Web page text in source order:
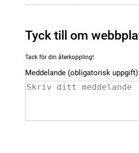
Tyck till om
Tack för din återkoppling!
Meddelande (obligatorisk uppgift)